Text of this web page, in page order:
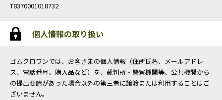
T8370001018732
個人情報の取り扱い
ゴムクロワンでは、お客さまの個人情報（住所氏名、メールアドレ
ス、電話番号、購入品など）を、裁判所・警察機関等、公共機関から
の提出要請があった場合以外の第三者に譲渡または利用することはご
ざいません。